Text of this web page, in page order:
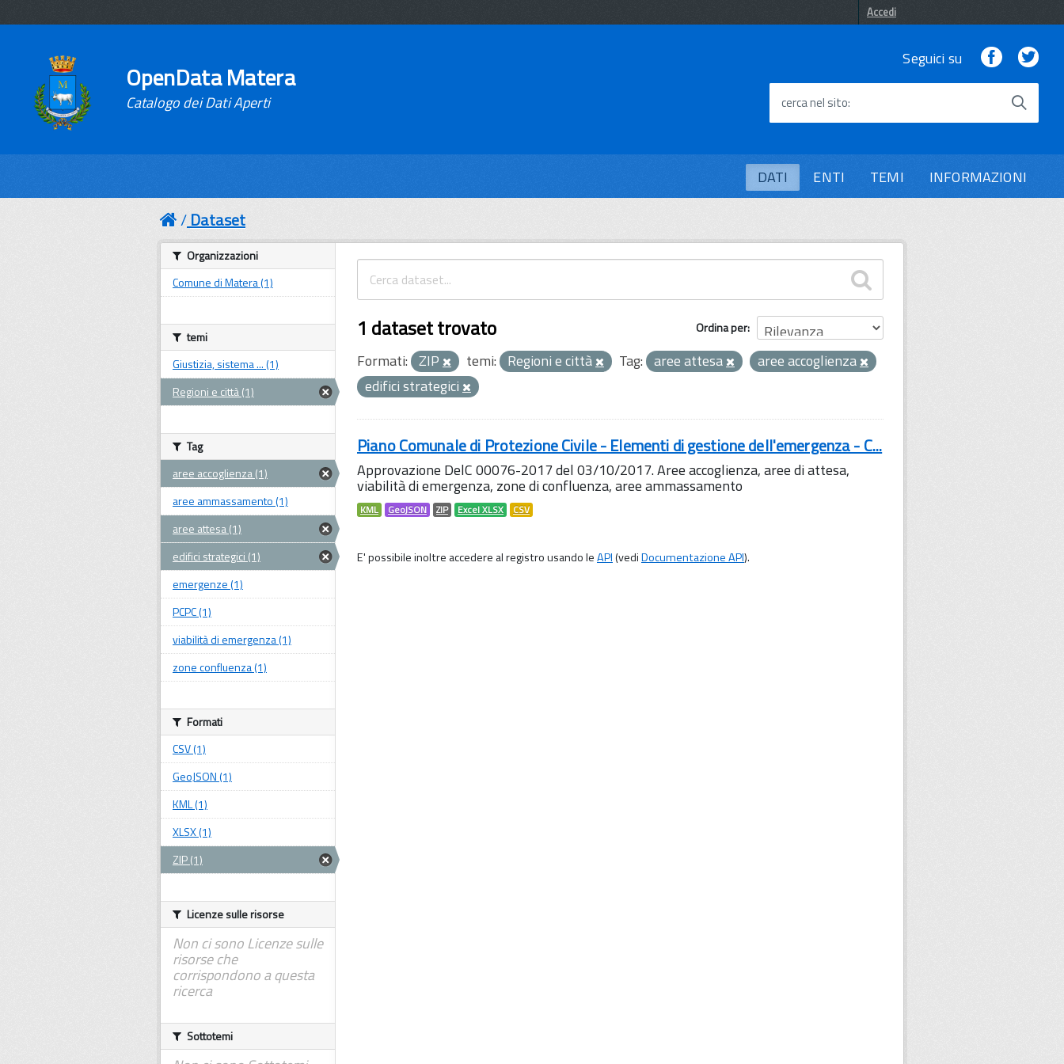
Accedi
OpenData Matera
Catalogo dei Dati Aperti
Seguici su Facebook
cerca nel sito
DATI ENTI TEMI INFORMAZIONI
Dataset
Ordina per
1 dataset trovato
Formati: ZIP temi: Regioni e città Tag: aree attesa
aree accoglienza
edifici strategici
Piano Comunale di Protezione Civile - Elementi di gestione dell'emergenza - C...
Approvazione DelC 00076-2017 del 03/10/2017. Aree accoglienza, aree di attesa,
viabilità di emergenza, zone di confluenza, aree ammassamento
KML GeoJSON ZIP Excel XLSX CSV
E' possibile inoltre accedere al registro usando leAPI(vediDocumentazione API).
Organizzazioni
Comune di Matera (1)
temi
Giustizia, sistema ... (1)
Regioni e città (1)
Tag
aree accoglienza (1)
aree ammassamento (1)
aree attesa (1)
edifici strategici (1)
emergenze (1)
PCPC (1)
viabilità di emergenza (1)
zone confluenza (1)
Formati
CSV (1)
GeoJSON (1)
KML (1)
XLSX (1)
ZIP (1)
Licenze sulle risorse
Non ci sono Licenze sulle
risorse che
corrispondono a questa
ricerca
Sottotemi